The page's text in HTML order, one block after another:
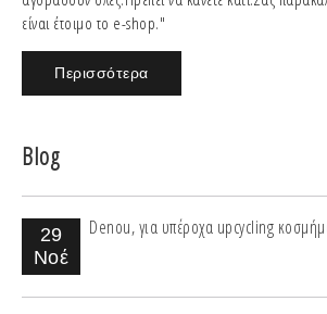
είναι έτοιμο το e-shop."
Περισσότερα
Blog
29
Νοέ
Denou, για υπέροχα upcycling